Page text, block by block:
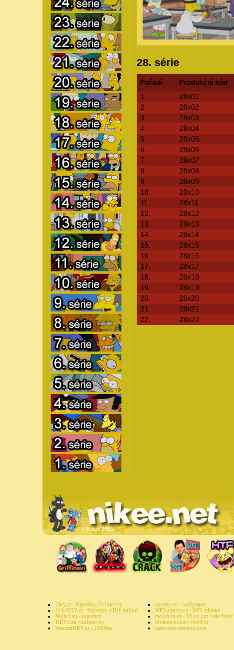
28. série
Pořadí Produkční kód
1.
28x01
2.
28x02
3.
28x03
4.
28x04
5.
28x05
6.
28x06
7.
28x07
8.
28x08
9.
28x09
10.
28x10
11.
28x11
12.
28x12
13.
28x13
14.
28x14
15.
28x15
16.
28x16
17.
28x17
18.
28x18
19.
28x19
20.
28x20
21.
28x21
22.
28x22
© Nikee 2005
1hry.cz - Superhry, Online hry
JoJoHRY.cz - Superhry a Hry online
Nejhry.eu - superhry
HRY2.eu - onlinovky
SeznamHRY.cz - 1000her
tapetky.eu - wallpapers
MP3seznam.cz - MP3 zdarma
mojefoto.eu - Místo pro vaše fotky
divkadne.com - freefoto
freevideo-freefoto.com